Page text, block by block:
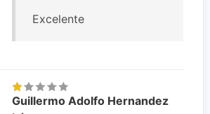
Excelente
Guillermo Adolfo Hernandez